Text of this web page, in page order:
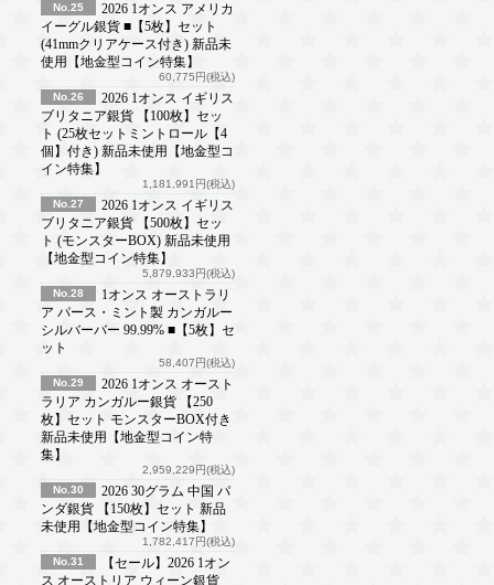
No.25
2026 1オンス アメリカ
イーグル銀貨 ■【5枚】セット
(41mmクリアケース付き) 新品未
使用【地金型コイン特集】
60,775円(税込)
No.26
2026 1オンス イギリス
ブリタニア銀貨 【100枚】セッ
ト (25枚セットミントロール【4
個】付き) 新品未使用【地金型コ
イン特集】
1,181,991円(税込)
No.27
2026 1オンス イギリス
ブリタニア銀貨 【500枚】セッ
ト (モンスターBOX) 新品未使用
【地金型コイン特集】
5,879,933円(税込)
No.28
1オンス オーストラリ
ア パース・ミント製 カンガルー
シルバーバー 99.99% ■【5枚】セ
ット
58,407円(税込)
No.29
2026 1オンス オースト
ラリア カンガルー銀貨 【250
枚】セット モンスターBOX付き
新品未使用【地金型コイン特
集】
2,959,229円(税込)
No.30
2026 30グラム 中国 パ
ンダ銀貨 【150枚】セット 新品
未使用【地金型コイン特集】
1,782,417円(税込)
No.31
【セール】2026 1オン
ス オーストリア ウィーン銀貨